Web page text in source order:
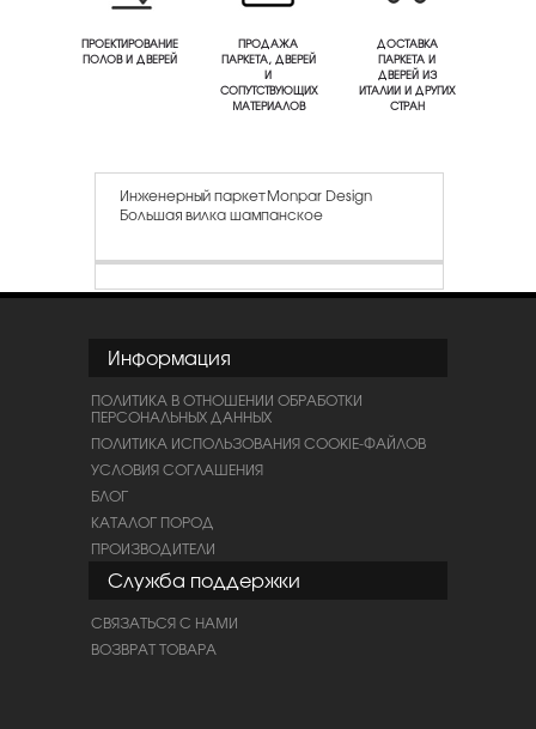
ПРОЕКТИРОВАНИЕ
ПОЛОВ И ДВЕРЕЙ
ПРОДАЖА
ПАРКЕТА, ДВЕРЕЙ
И
СОПУТСТВУЮЩИХ
МАТЕРИАЛОВ
ДОСТАВКА
ПАРКЕТА И
ДВЕРЕЙ ИЗ
ИТАЛИИ И ДРУГИХ
СТРАН
Инженерный паркет Monpar Design
Большая вилка шампанское
Информация
ПОЛИТИКА В ОТНОШЕНИИ ОБРАБОТКИ
ПЕРСОНАЛЬНЫХ ДАННЫХ
ПОЛИТИКА ИСПОЛЬЗОВАНИЯ COOKIE-ФАЙЛОВ
УСЛОВИЯ СОГЛАШЕНИЯ
БЛОГ
КАТАЛОГ ПОРОД
ПРОИЗВОДИТЕЛИ
Служба поддержки
СВЯЗАТЬСЯ С НАМИ
ВОЗВРАТ ТОВАРА